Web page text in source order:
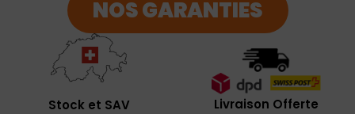
NOS GARANTIES
Stock et SAV
Livraison Offerte